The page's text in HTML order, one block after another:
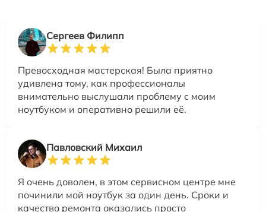
Сергеев Филипп
Превосходная мастерская! Была приятно
удивлена тому, как профессионалы
внимательно выслушали проблему с моим
ноутбуком и оперативно решили её.
Павловский Михаил
Я очень доволен, в этом сервисном центре мне
починили мой ноутбук за один день. Сроки и
качество ремонта оказались просто